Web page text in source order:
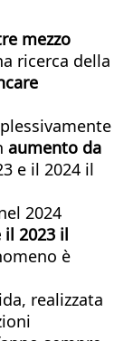
mezzo
ricerca della
aumento da
e il 2024 il
2024
il 2023 il
è
realizzata